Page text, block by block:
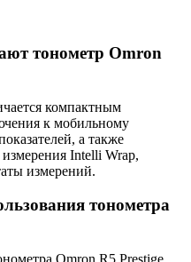
тонометр Omron
компактным
к мобильному
а также
Intelli Wrap,
измерений.
тонометра
Omron R5 Prestige